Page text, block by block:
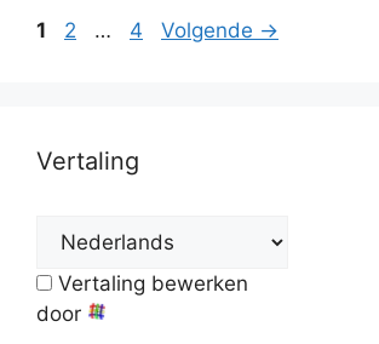
Pagina
1 Pagina
2 … Pagina
4 Volgende →
Vertaling
Vertaling bewerken
door